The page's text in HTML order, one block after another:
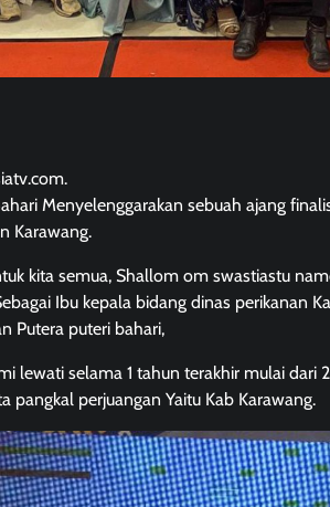
Menyelenggarakan sebuah ajang
Karawang.
kita semua, Shallom om swastiastu
Ibu kepala bidang dinas perikanan
Putera puteri bahari,
lewati selama 1 tahun terakhir mulai
pangkal perjuangan Yaitu Kab Karawang.